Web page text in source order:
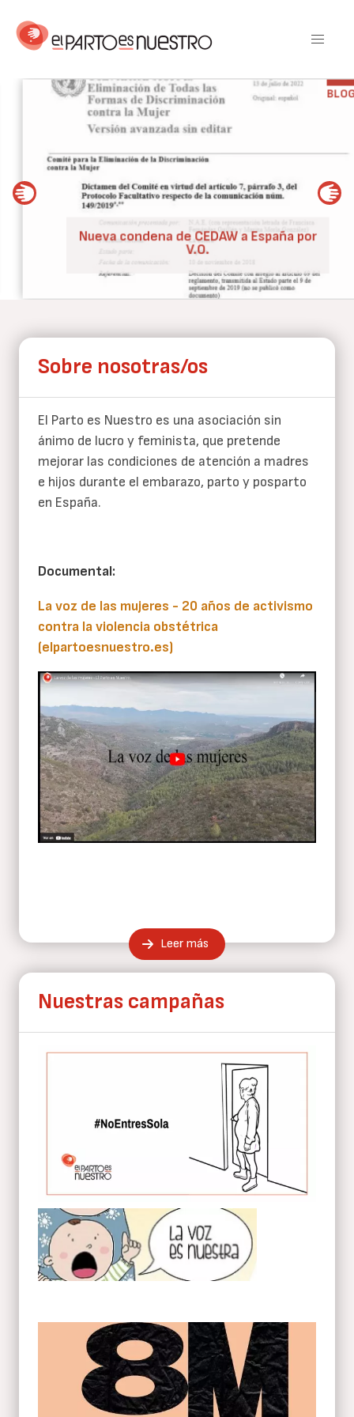
contenido
Nueva condena de CEDAW a España por
V.O.
BLOG
Sobre nosotras/os
El Parto es Nuestro es una asociación sin
ánimo de lucro y feminista, que pretende
mejorar las condiciones de atención a madres
e hijos durante el embarazo, parto y posparto
en España.
Documental:
La voz de las mujeres - 20 años de activismo
contra la violencia obstétrica
(elpartoesnuestro.es)
Leer más
Nuestras campañas